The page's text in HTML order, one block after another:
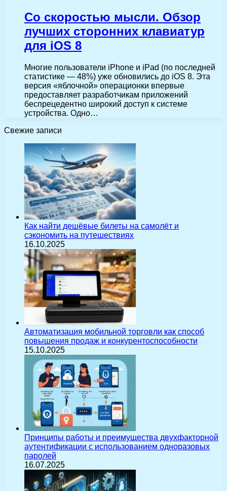
Со скоростью мысли. Обзор
лучших сторонних клавиатур
для iOS 8
Многие пользователи iPhone и iPad (по последней
статистике — 48%) уже обновились до iOS 8. Эта
версия «яблочной» операционки впервые
предоставляет разработчикам приложений
беспрецедентно широкий доступ к системе
устройства. Одно…
Свежие записи
Как найти дешёвые билеты на самолёт и
сэкономить на путешествиях
16.10.2025
Автоматизация мобильной торговли как способ
повышения продаж и конкурентоспособности
15.10.2025
Принципы работы и преимущества двухфакторной
аутентификации с использованием одноразовых
паролей
16.07.2025